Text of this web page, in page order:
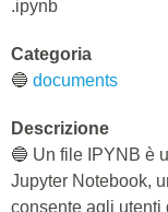
.ipynb
Categoria
🔵 documents
Descrizione
🔵 Un file IPYNB è
Jupyter Notebook,
consente agli utenti